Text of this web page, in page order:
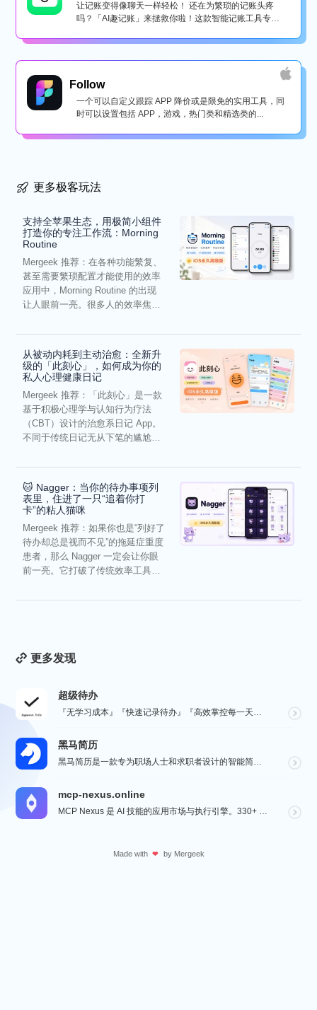
让记账变得像聊天一样轻松！ 还在为繁琐的记账头疼
吗？「AI趣记账」来拯救你啦！这款智能记账工具专为
Follow
一个可以自定义跟踪 APP 降价或是限免的实用工具，同
时可以设置包括 APP，游戏，热门类和精选类的...
更多极客玩法
支持全苹果生态，用极简小组件
打造你的专注工作流：Morning
Routine
Mergeek 推荐：在各种功能繁复、
甚至需要繁琐配置才能使用的效率
应用中，Morning Routine 的出现
让人眼前一亮。很多人的效率焦
从被动内耗到主动治愈：全新升
级的「此刻心」，如何成为你的
私人心理健康日记
Mergeek 推荐：「此刻心」是一款
基于积极心理学与认知行为疗法
（CBT）设计的治愈系日记 App。
不同于传统日记无从下笔的尴尬，
🐱 Nagger：当你的待办事项列
表里，住进了一只“追着你打
卡”的粘人猫咪
Mergeek 推荐：如果你也是“列好了
待办却总是视而不见”的拖延症重度
患者，那么 Nagger 一定会让你眼
前一亮。它打破了传统效率工具冰
更多发现
超级待办
『无学习成本』『快速记录待办』『高效掌控每一天』『桌面小组件交互』『自动数据同步备份』
黑马简历
黑马简历是一款专为职场人士和求职者设计的智能简历助手，旨在帮助用户快速打造专业、高效的求职简历。通过...
mcp-nexus.online
MCP Nexus 是 AI 技能的应用市场与执行引擎。330+ 即装即用技能（财务对账、合同审查、...
Made with ❤ by Mergeek